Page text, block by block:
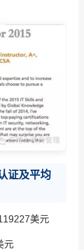
证及平均
美元
元